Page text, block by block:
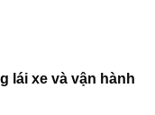
lái xe và vận hành